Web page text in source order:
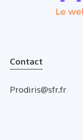
Contact
Prodiris@sfr.fr